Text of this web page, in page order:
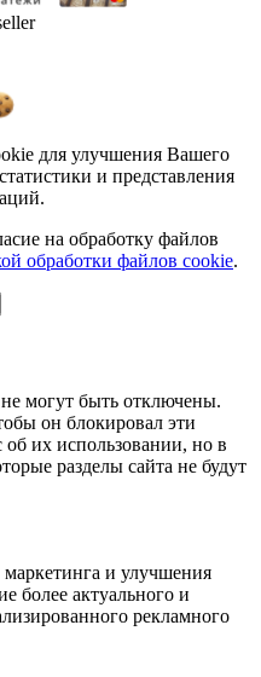
для улучшения Вашего
и представления
на обработку файлов
обработки файлов cookie.
могут быть отключены.
он блокировал эти
их использовании, но в
разделы сайта не будут
маркетинга и улучшения
более актуального и
рекламного